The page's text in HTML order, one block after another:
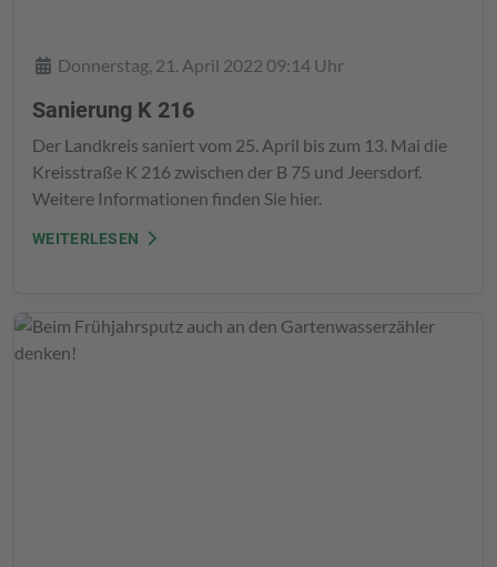
DetailsDonnerstag, 21. April 2022 09:14 Uhr
Sanierung K 216
Der Landkreis saniert vom 25. April bis zum 13. Mai die
Kreisstraße K 216 zwischen der B 75 und Jeersdorf.
Weitere Informationen finden Sie hier.
WEITERLESEN